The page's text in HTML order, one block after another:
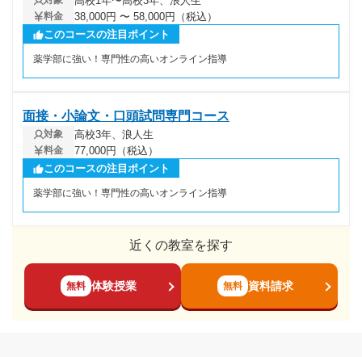
料金
38,000円 〜 58,000円（税込）
このコースの注目ポイント
薬学部に強い！専門性の高いオンライン指導
面接・小論文・口頭試問専門コース
対象 高校3年、浪人生
料金
77,000円（税込）
このコースの注目ポイント
薬学部に強い！専門性の高いオンライン指導
近くの教室を探す
無料 体験授業 無料 資料請求